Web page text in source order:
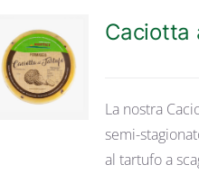
DETTAGLI
Caciotta
La nostra
semi-
al tartufo a